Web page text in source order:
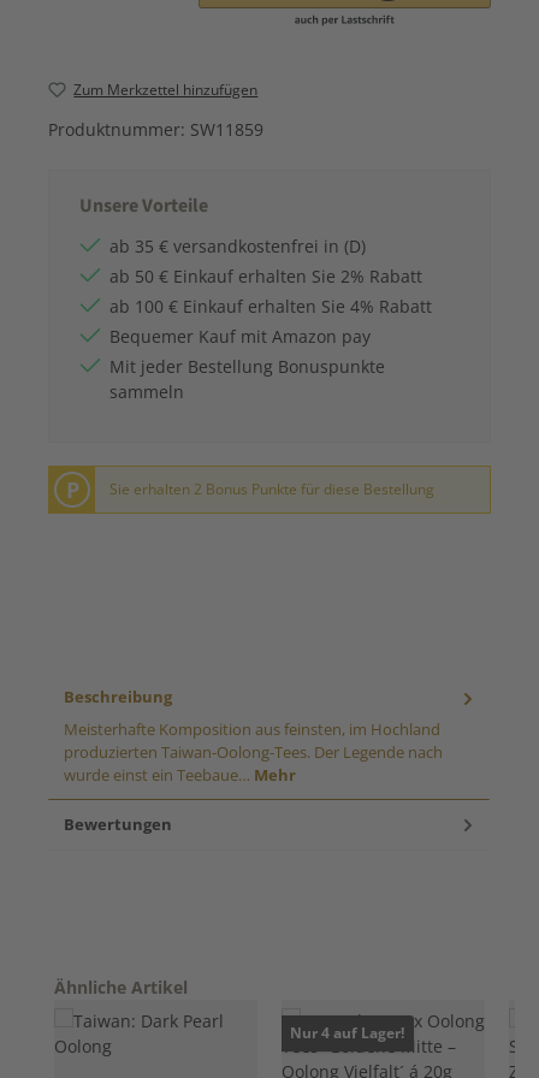
Zum Merkzettel hinzufügen
Produktnummer: SW11859
Unsere Vorteile
ab 35 € versandkostenfrei in (D)
ab 50 € Einkauf erhalten Sie 2% Rabatt
ab 100 € Einkauf erhalten Sie 4% Rabatt
Bequemer Kauf mit Amazon pay
Mit jeder Bestellung Bonuspunkte
sammeln
P Sie erhalten 2 Bonus Punkte für diese Bestellung
Beschreibung
Meisterhafte Komposition aus feinsten, im Hochland
produzierten Taiwan-Oolong-Tees. Der Legende nach
wurde einst ein Teebaue… Mehr
Bewertungen
Produktgalerie überspringen
Ähnliche Artikel
Nur 4 auf Lager!